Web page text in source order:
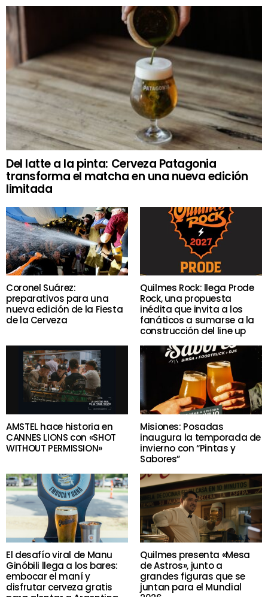
Del latte a la pinta: Cerveza Patagonia
transforma el matcha en una nueva edición
limitada
Coronel Suárez:
preparativos para una
nueva edición de la Fiesta
de la Cerveza
Quilmes Rock: llega Prode
Rock, una propuesta
inédita que invita a los
fanáticos a sumarse a la
construcción del line up
AMSTEL hace historia en
CANNES LIONS con «SHOT
WITHOUT PERMISSION»
Misiones: Posadas
inaugura la temporada de
invierno con “Pintas y
Sabores”
El desafío viral de Manu
Ginóbili llega a los bares:
embocar el maní y
disfrutar cerveza gratis
Quilmes presenta «Mesa
de Astros», junto a
grandes figuras que se
juntan para el Mundial